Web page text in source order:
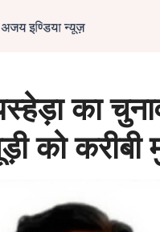
का
को करीबी